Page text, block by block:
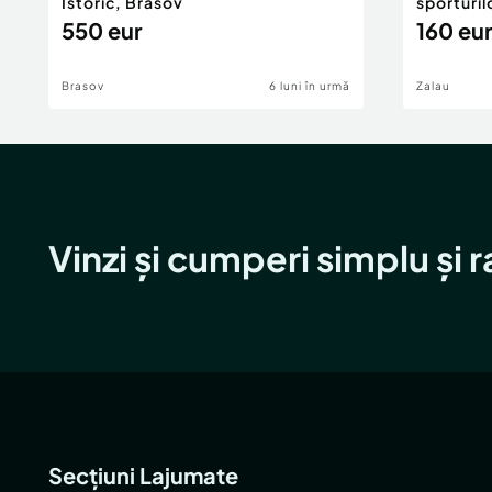
550 eur
Brasov 6 luni în urmă
160 eur
Zalau
Vinzi și cumperi simplu și
Secțiuni Lajumate